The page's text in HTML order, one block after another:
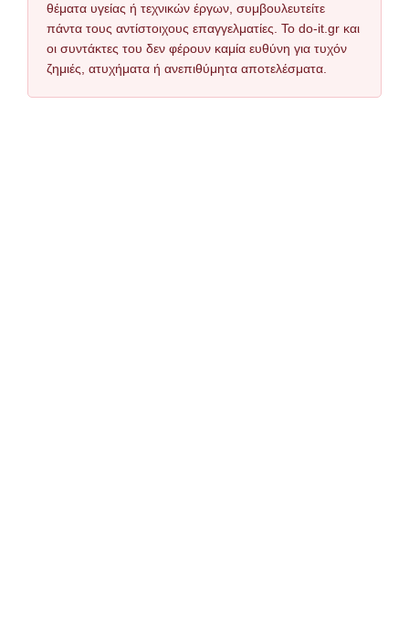
θέματα υγείας ή τεχνικών έργων, συμβουλευτείτε
πάντα τους αντίστοιχους επαγγελματίες. Το do-it.gr και
οι συντάκτες του δεν φέρουν καμία ευθύνη για τυχόν
ζημιές, ατυχήματα ή ανεπιθύμητα αποτελέσματα.